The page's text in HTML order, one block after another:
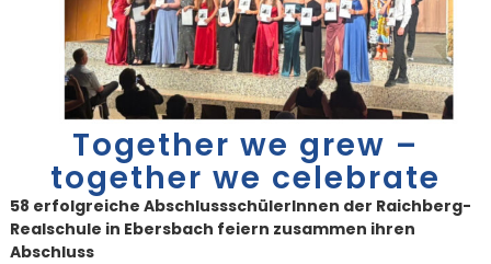
Together we grew –
together we celebrate
58 erfolgreiche AbschlussschülerInnen der Raichberg-
Realschule in Ebersbach feiern zusammen ihren
Abschluss